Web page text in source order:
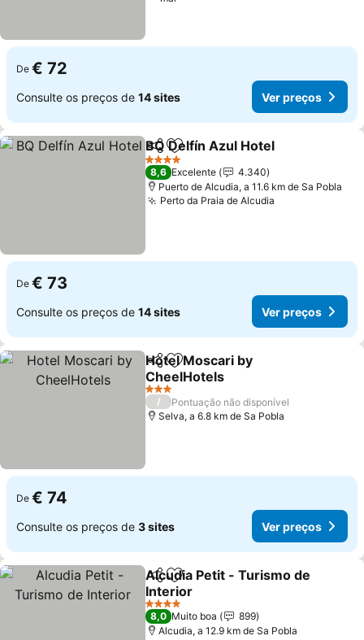
De € 72
Consulte os preços de 14 sites Ver preços
PartilharAdicionar aos favoritos
BQ Delfín Azul Hotel
4 Estrelas
8,6 Excelente
4.340
Puerto de Alcudia, a 11.6 km de Sa Pobla
Perto da Praia de Alcudia
De € 73
Consulte os preços de 14 sites Ver preços
PartilharAdicionar aos favoritos
Hotel Moscari by
CheelHotels
Ver preços
3 Estrelas
/
Pontuação não disponível
Selva, a 6.8 km de Sa Pobla
De € 74
Consulte os preços de 3 sites Ver preços
PartilharAdicionar aos favoritos
Alcudia Petit - Turismo de
Interior
Ver preços
4 Estrelas
8,0 Muito boa
899
Alcudia, a 12.9 km de Sa Pobla